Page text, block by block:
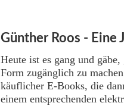
Günther Roos - Eine
Heute ist es gang und
Form zugänglich zu
käuflicher E-Books, die
einem entsprechenden